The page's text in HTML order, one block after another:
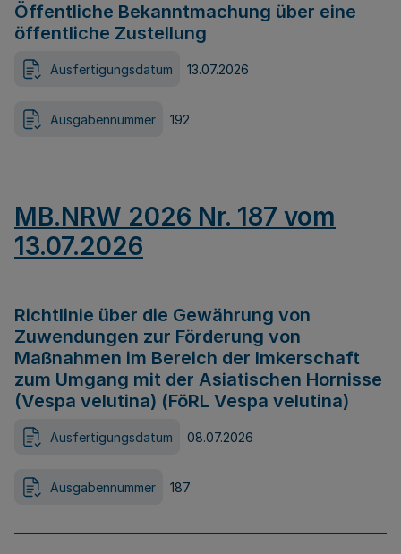
Öffentliche Bekanntmachung über eine
öffentliche Zustellung
Ausfertigungsdatum 13.07.2026
Ausgabennummer 192
MB.NRW 2026 Nr. 187 vom
13.07.2026
Richtlinie über die Gewährung von
Zuwendungen zur Förderung von
Maßnahmen im Bereich der Imkerschaft
zum Umgang mit der Asiatischen Hornisse
(Vespa velutina) (FöRL Vespa velutina)
Ausfertigungsdatum 08.07.2026
Ausgabennummer 187